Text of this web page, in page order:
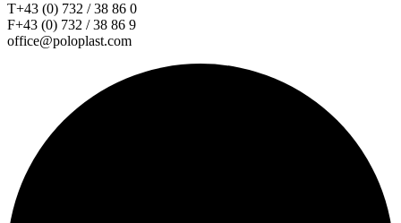
T+43 (0) 732 / 38 86 0
F+43 (0) 732 / 38 86 9
office@poloplast.com